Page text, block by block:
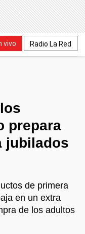
vivo Radio La Red
prepara
jubilados
de primera
en un extra
de los adultos